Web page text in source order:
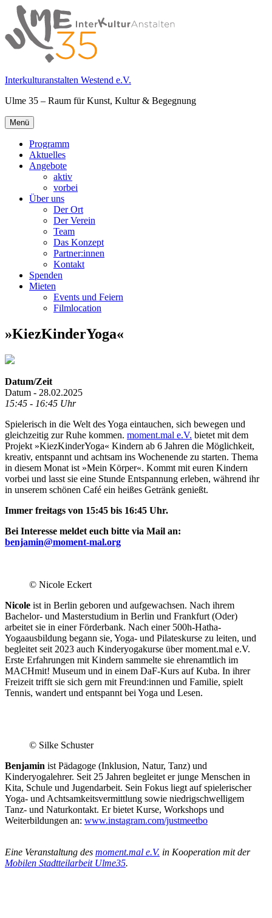
Springe
zum
Inhalt
Interkulturanstalten Westend e.V.
Ulme 35 – Raum für Kunst, Kultur & Begegnung
Primäres
Menü
Menü
Programm
Aktuelles
Angebote
aktiv
vorbei
Über uns
Der Ort
Der Verein
Team
Das Konzept
Partner:innen
Kontakt
Spenden
Mieten
Events und Feiern
Filmlocation
»KiezKinderYoga«
Datum/Zeit
Datum - 28.02.2025
15:45 - 16:45 Uhr
Spielerisch in die Welt des Yoga eintauchen, sich bewegen und
gleichzeitig zur Ruhe kommen. moment.mal e.V. bietet mit dem
Projekt »KiezKinderYoga« Kindern ab 6 Jahren die Möglichkeit,
kreativ, entspannt und achtsam ins Wochenende zu starten. Thema
in diesem Monat ist »Mein Körper«. Kommt mit euren Kindern
vorbei und lasst sie eine Stunde Entspannung erleben, während ihr
in unserem schönen Café ein heißes Getränk genießt.
Immer freitags von 15:45 bis 16:45 Uhr.
Bei Interesse meldet euch bitte via Mail an:
benjamin@moment-mal.org
© Nicole Eckert
Nicole ist in Berlin geboren und aufgewachsen. Nach ihrem
Bachelor- und Masterstudium in Berlin und Frankfurt (Oder)
arbeitet sie in einer Förderbank. Nach einer 500h-Hatha-
Yogaausbildung begann sie, Yoga- und Pilateskurse zu leiten, und
begleitet seit 2023 auch Kinderyogakurse über moment.mal e.V.
Erste Erfahrungen mit Kindern sammelte sie ehrenamtlich im
MACHmit! Museum und in einem DaF-Kurs auf Kuba. In ihrer
Freizeit trifft sie sich gern mit Freund:innen und Familie, spielt
Tennis, wandert und entspannt bei Yoga und Lesen.
© Silke Schuster
Benjamin ist Pädagoge (Inklusion, Natur, Tanz) und
Kinderyogalehrer. Seit 25 Jahren begleitet er junge Menschen in
Kita, Schule und Jugendarbeit. Sein Fokus liegt auf spielerischer
Yoga- und Achtsamkeitsvermittlung sowie niedrigschwelligem
Tanz- und Naturkontakt. Er bietet Kurse, Workshops und
Weiterbildungen an: www.instagram.com/justmeetbo
Eine Veranstaltung des moment.mal e.V. in Kooperation mit der
Mobilen Stadtteilarbeit Ulme35.